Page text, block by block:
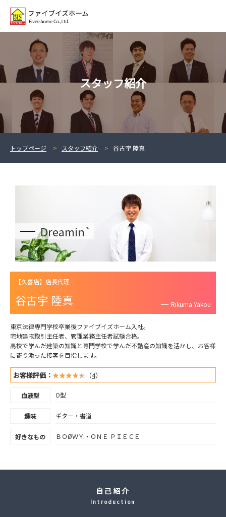
スタッフ紹介
トップページ スタッフ紹介 谷古宇 陸真
Dreamin`
【久喜店】店長代理
谷古宇 陸真 Rikuma Yakou
東京法律専門学校卒業後ファイブイズホーム入社。
宅地建物取引主任者、管理業務主任者試験合格。
高校で学んだ建築の知識と専門学校で学んだ不動産の知識を活かし、お客様
に寄り添った接客を目指します。
お客様評価： （4）
血液型 O型
趣味 ギター・書道
好きなもの ＢＯØＷＹ・ＯＮＥ ＰＩＥＣＥ
自己紹介
Introduction